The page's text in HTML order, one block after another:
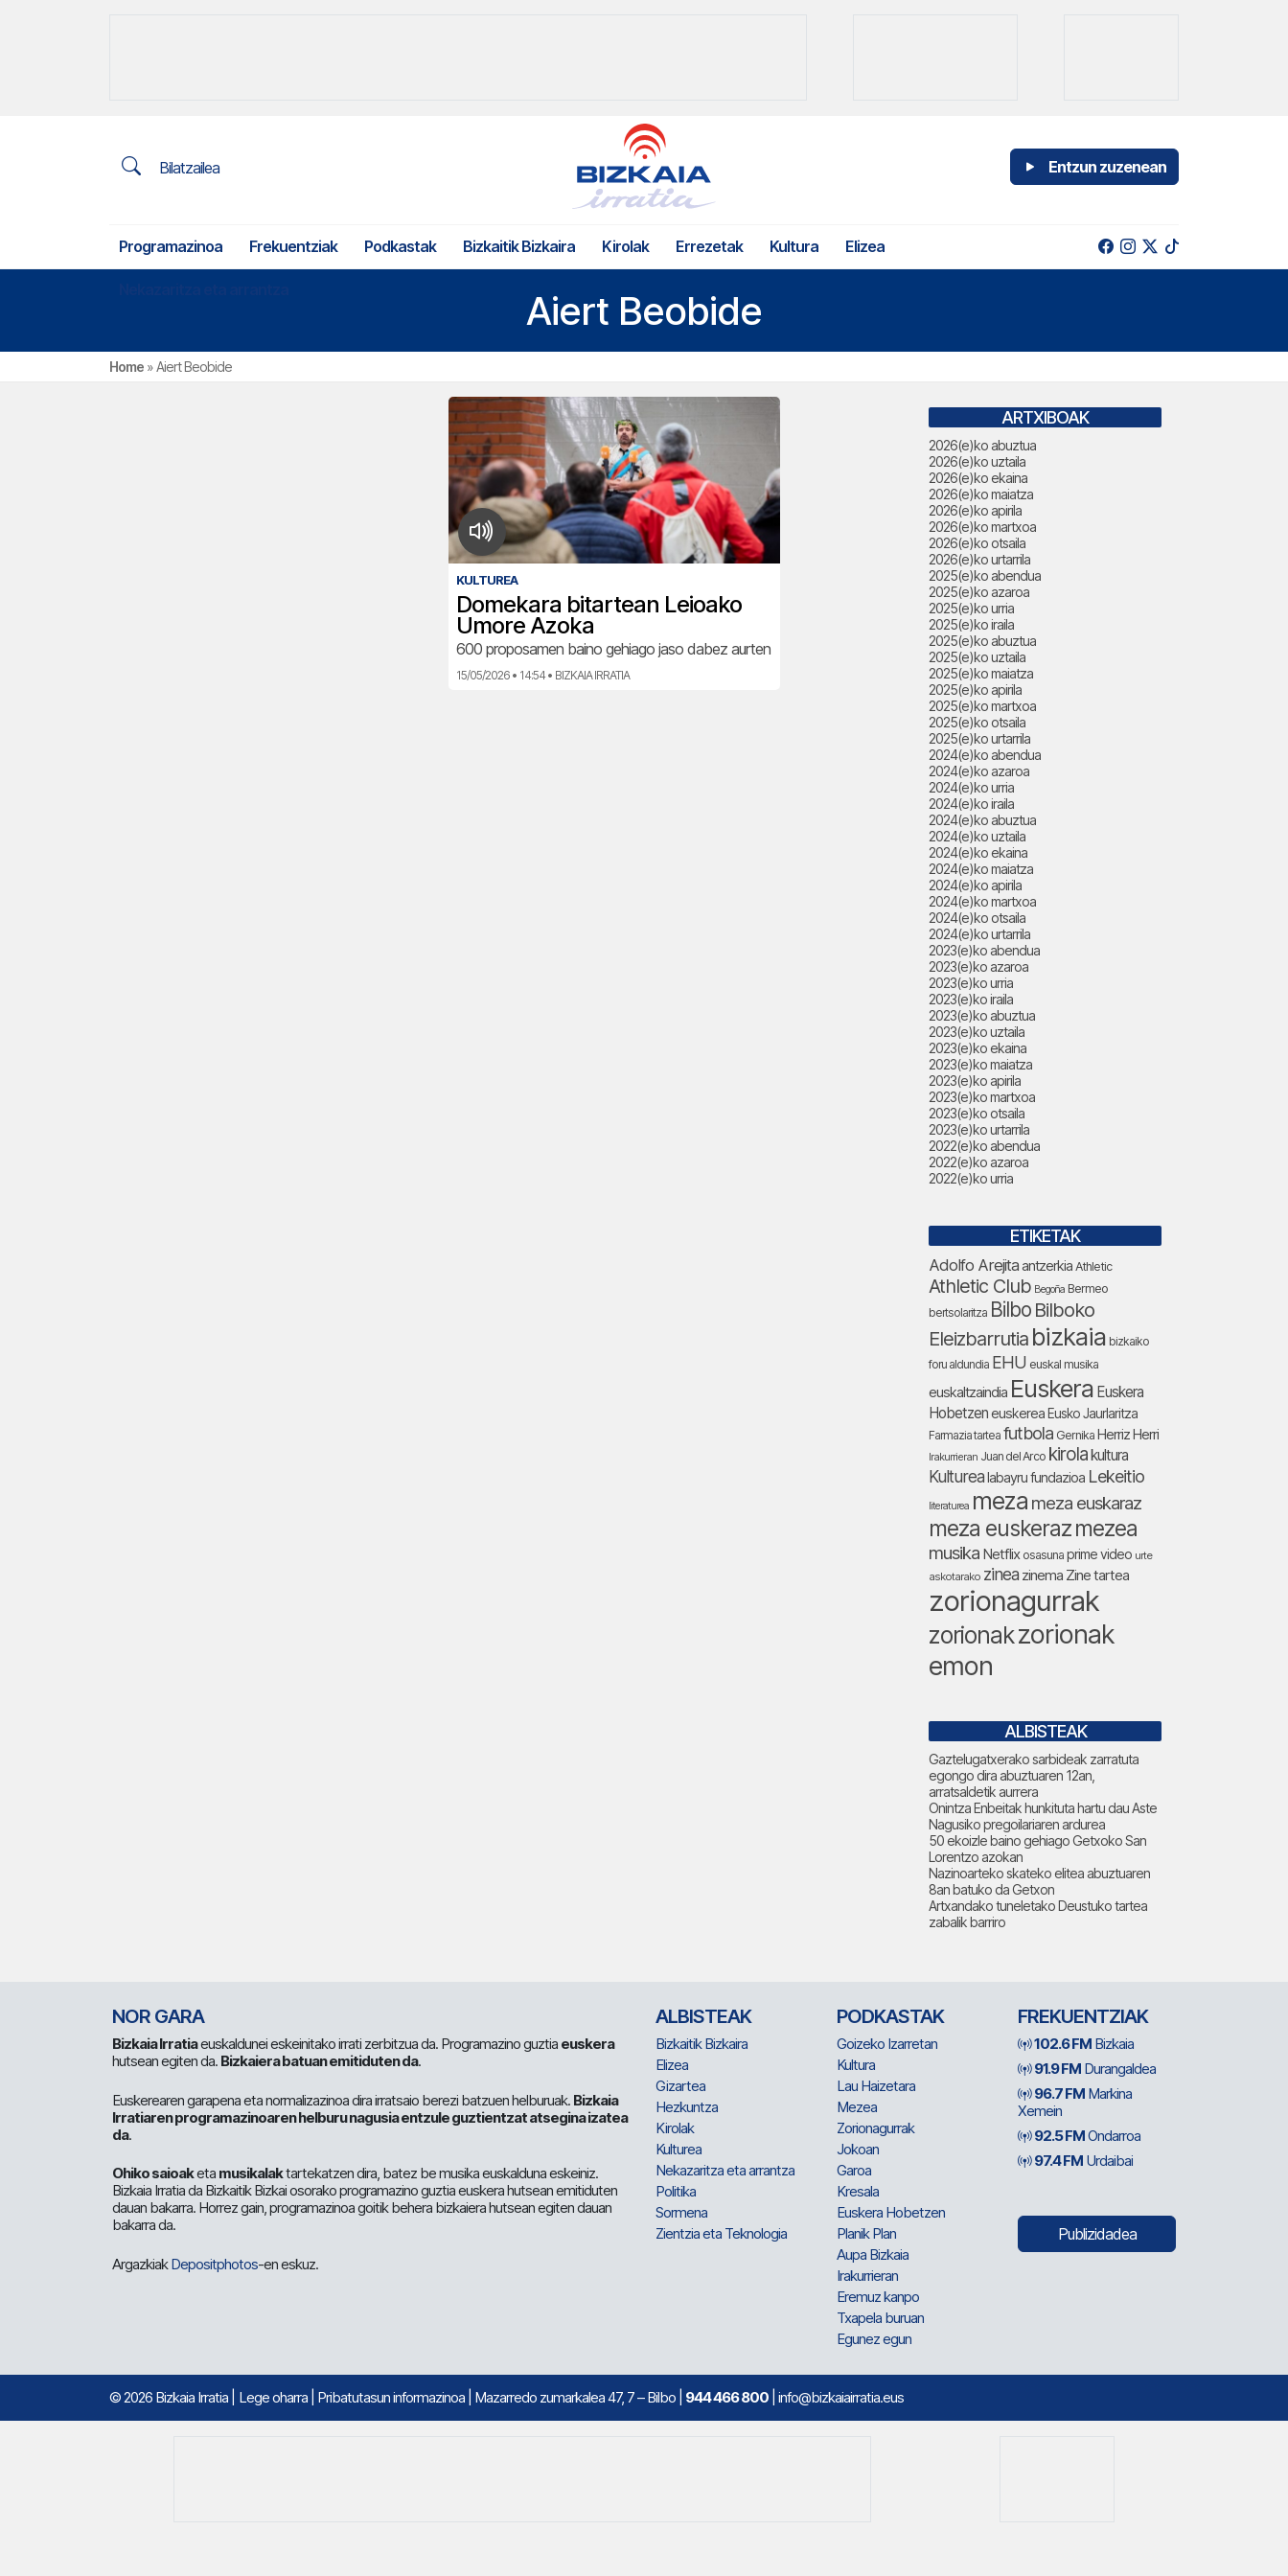
Bilatzailea Entzun zuzenean
Programazinoa Frekuentziak Podkastak Bizkaitik Bizkaira Kirolak Errezetak Kultura Elizea
Aiert Beobide
Home »Aiert Beobide
KULTUREA
Domekara bitartean Leioako
Umore Azoka
600 proposamen baino gehiago jaso dabez aurten
15/05/2026 • 14:54 • BIZKAIA IRRATIA
ARTXIBOAK
2026(e)ko abuztua
2026(e)ko uztaila
2026(e)ko ekaina
2026(e)ko maiatza
2026(e)ko apirila
2026(e)ko martxoa
2026(e)ko otsaila
2026(e)ko urtarrila
2025(e)ko abendua
2025(e)ko azaroa
2025(e)ko urria
2025(e)ko iraila
2025(e)ko abuztua
2025(e)ko uztaila
2025(e)ko maiatza
2025(e)ko apirila
2025(e)ko martxoa
2025(e)ko otsaila
2025(e)ko urtarrila
2024(e)ko abendua
2024(e)ko azaroa
2024(e)ko urria
2024(e)ko iraila
2024(e)ko abuztua
2024(e)ko uztaila
2024(e)ko ekaina
2024(e)ko maiatza
2024(e)ko apirila
2024(e)ko martxoa
2024(e)ko otsaila
2024(e)ko urtarrila
2023(e)ko abendua
2023(e)ko azaroa
2023(e)ko urria
2023(e)ko iraila
2023(e)ko abuztua
2023(e)ko uztaila
2023(e)ko ekaina
2023(e)ko maiatza
2023(e)ko apirila
2023(e)ko martxoa
2023(e)ko otsaila
2023(e)ko urtarrila
2022(e)ko abendua
2022(e)ko azaroa
2022(e)ko urria
ETIKETAK
Adolfo Arejitaantzerkia Athletic
Athletic Club Begoña Bermeo
bertsolaritza Bilbo Bilboko
Eleizbarrutia bizkaia bizkaiko
foru aldundia EHU euskal musika
euskaltzaindia Euskera Euskera
Hobetzeneuskerea Eusko Jaurlaritza
Farmazia tartea futbola Gernika Herriz Herri
Irakurrieran Juan del Arco kirola kultura
Kulturealabayru fundazioa Lekeitio
literaturea meza meza euskaraz
meza euskerazmezea
musika Netflix osasuna prime video urte
askotarako zinea zinema Zine tartea
zorionagurrak
zorionakzorionak
emon
ALBISTEAK
Gaztelugatxerako sarbideak zarratuta
egongo dira abuztuaren 12an,
arratsaldetik aurrera
Onintza Enbeitak hunkituta hartu dau Aste
Nagusiko pregoilariaren ardurea
50 ekoizle baino gehiago Getxoko San
Lorentzo azokan
Nazinoarteko skateko elitea abuztuaren
8an batuko da Getxon
Artxandako tuneletako Deustuko tartea
zabalik barriro
NOR GARA
Bizkaia Irratiaeuskaldunei eskeinitako irrati zerbitzua da. Programazino guztia euskera
hutsean egiten da. Bizkaiera batuan emitiduten da.
Euskerearen garapena eta normalizazinoa dira irratsaio berezi batzuen helburuak. Bizkaia
Irratiaren programazinoaren helburu nagusia entzule guztientzat atsegina izatea
da.
Ohiko saioaketa musikalaktartekatzen dira, batez be musika euskalduna eskeiniz.
Bizkaia Irratia da Bizkaitik Bizkai osorako programazino guztia euskera hutsean emitiduten
dauan bakarra. Horrez gain, programazinoa goitik behera bizkaiera hutsean egiten dauan
bakarra da.
ArgazkiakDepositphotos-en eskuz.
ALBISTEAK
Bizkaitik Bizkaira
Elizea
Gizartea
Hezkuntza
Kirolak
Kulturea
Nekazaritza eta arrantza
Politika
Sormena
Zientzia eta Teknologia
PODKASTAK
Goizeko Izarretan
Kultura
Lau Haizetara
Mezea
Zorionagurrak
Jokoan
Garoa
Kresala
Euskera Hobetzen
Planik Plan
Aupa Bizkaia
Irakurrieran
Eremuz kanpo
Txapela buruan
Egunez egun
FREKUENTZIAK
102.6 FM Bizkaia
91.9 FM Durangaldea
96.7 FM Markina
Xemein
92.5 FMOndarroa
97.4 FM Urdaibai
Publizidadea
© 2026 Bizkaia Irratia Lege oharra Pribatutasun informazinoa | Mazarredo zumarkalea 47, 7 – Bilbo | 944 466 800 | info@bizkaiairratia.eus